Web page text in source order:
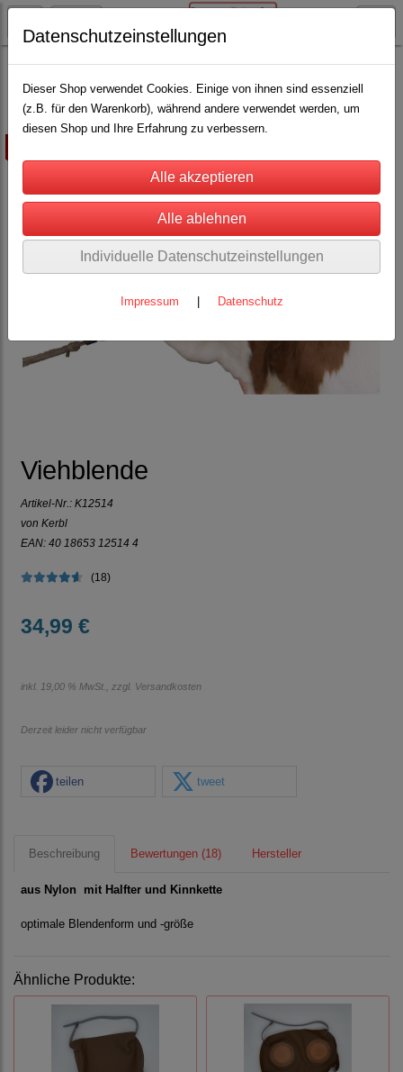
Rinderhaltung Augenblende(4)
Viehblende
Artikel-Nr.: K12514
von Kerbl
EAN: 40 18653 12514 4
(18)
34,99 €
inkl. 19,00 % MwSt., zzgl. Versandkosten
Derzeit leider nicht verfügbar
teilen tweet
Beschreibung Bewertungen (18) Hersteller
aus Nylon mit Halfter und Kinnkette
optimale Blendenform und -größe
Ähnliche Produkte:
Datenschutzeinstellungen
Dieser Shop verwendet Cookies. Einige von ihnen sind essenziell
(z.B. für den Warenkorb), während andere verwendet werden, um
diesen Shop und Ihre Erfahrung zu verbessern.
Individuelle Datenschutzeinstellungen
Impressum Datenschutz